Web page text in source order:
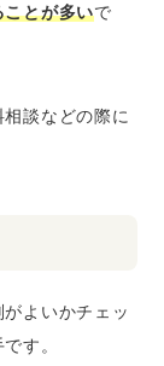
ことが多いで
談などの際に
よいかチェッ
す。